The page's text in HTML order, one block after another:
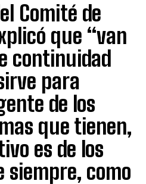
Comité de
que “van
continuidad
para
de los
que tienen,
es de los
siempre, como